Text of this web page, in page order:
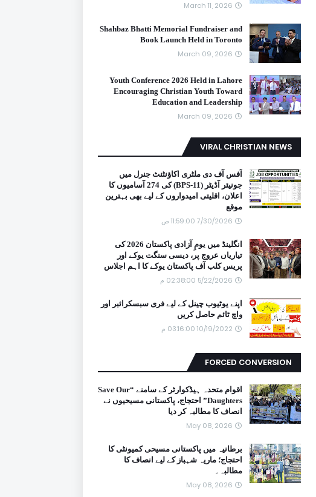
March 11, 2026
Shahbaz Bhatti Memorial Fundraiser and
Book Launch Held in Toronto
March 09, 2026
Youth Conference 2026 Held in Lahore
Encouraging Christian Youth Toward
Education and Leadership
March 09, 2026
VIRAL CHRISTIAN NEWS
آفس آف دی ملٹری اکاؤنٹنٹ جنرل میں
جونیئر آڈیٹر (BPS-11) کی 274 آسامیوں کا
اعلان، اقلیتی امیدواروں کے لیے بھی بہترین
موقع
7/30/2026 11:59:00 ص
انگلینڈ میں یومِ آزادی پاکستان 2026 کی
تیاریاں عروج پر، دیسی سنگت یوکے اور
پریس کلب آف پاکستان یوکے کا اہم اجلاس
5/22/2026 02:38:00 م
اپنے یوٹیوب چینل کے لیے فری سبسکرائبر اور
واچ ٹائم حاصل کریں
10/19/2022 03:16:00 م
FORCED CONVERSION
اقوام متحدہ ہیڈکوارٹر کے سامنے “Save Our
Daughters” احتجاج، پاکستانی مسیحیوں نے
انصاف کا مطالبہ کر دیا
May 08, 2026
برطانیہ میں پاکستانی مسیحی کمیونٹی کا
احتجاج؛ ماریہ شہباز کے لیے انصاف کا
مطالبہ۔
May 08, 2026